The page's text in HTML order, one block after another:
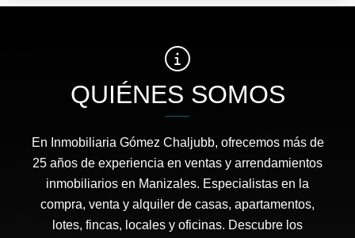
QUIÉNES SOMOS
En Inmobiliaria Gómez Chaljubb, ofrecemos más de
25 años de experiencia en ventas y arrendamientos
inmobiliarios en Manizales. Especialistas en la
compra, venta y alquiler de casas, apartamentos,
lotes, fincas, locales y oficinas. Descubre los